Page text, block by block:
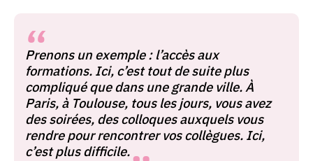
Prenons un exemple : l’accès aux
formations. Ici, c’est tout de suite plus
compliqué que dans une grande ville. À
Paris, à Toulouse, tous les jours, vous avez
des soirées, des colloques auxquels vous
rendre pour rencontrer vos collègues. Ici,
c’est plus difficile.